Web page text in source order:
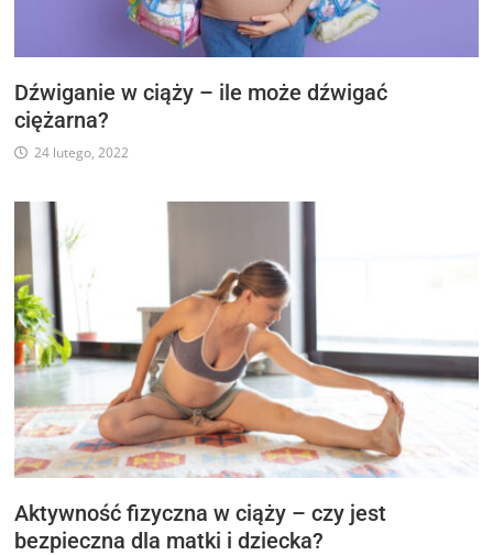
Dźwiganie w ciąży – ile może dźwigać
ciężarna?
24 lutego, 2022
Aktywność fizyczna w ciąży – czy jest
bezpieczna dla matki i dziecka?